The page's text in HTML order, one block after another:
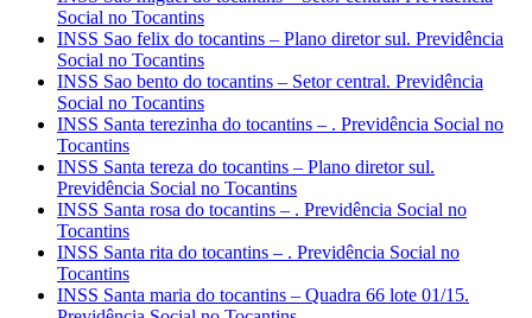
Social no Tocantins
INSS Sao felix do tocantins – Plano diretor sul. Previdência
Social no Tocantins
INSS Sao bento do tocantins – Setor central. Previdência
Social no Tocantins
INSS Santa terezinha do tocantins – . Previdência Social no
Tocantins
INSS Santa tereza do tocantins – Plano diretor sul.
Previdência Social no Tocantins
INSS Santa rosa do tocantins – . Previdência Social no
Tocantins
INSS Santa rita do tocantins – . Previdência Social no
Tocantins
INSS Santa maria do tocantins – Quadra 66 lote 01/15.